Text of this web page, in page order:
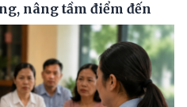
nâng tầm điểm đến